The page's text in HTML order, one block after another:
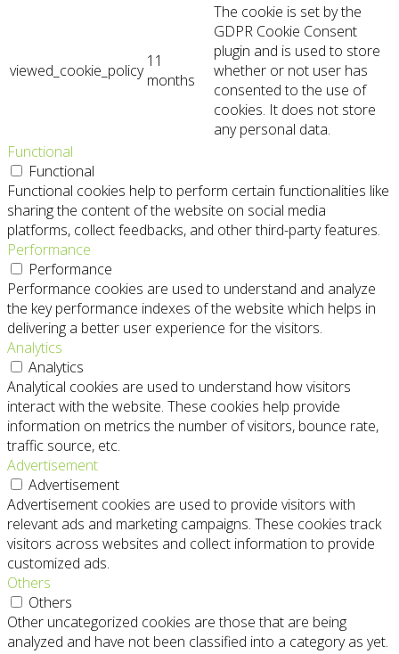
viewed_cookie_policy 11
months
The cookie is set by the
GDPR Cookie Consent
plugin and is used to store
whether or not user has
consented to the use of
cookies. It does not store
any personal data.
Functional
Functional
Functional cookies help to perform certain functionalities like
sharing the content of the website on social media
platforms, collect feedbacks, and other third-party features.
Performance
Performance
Performance cookies are used to understand and analyze
the key performance indexes of the website which helps in
delivering a better user experience for the visitors.
Analytics
Analytics
Analytical cookies are used to understand how visitors
interact with the website. These cookies help provide
information on metrics the number of visitors, bounce rate,
traffic source, etc.
Advertisement
Advertisement
Advertisement cookies are used to provide visitors with
relevant ads and marketing campaigns. These cookies track
visitors across websites and collect information to provide
customized ads.
Others
Others
Other uncategorized cookies are those that are being
analyzed and have not been classified into a category as yet.